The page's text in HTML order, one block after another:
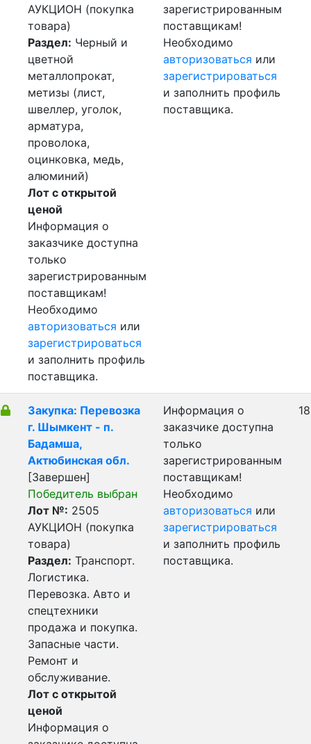
АУКЦИОН (покупка
товара)
Раздел: Черный и
цветной
металлопрокат,
метизы (лист,
швеллер, уголок,
арматура,
проволока,
оцинковка, медь,
алюминий)
Лот с открытой
ценой
Информация о
заказчике доступна
только
зарегистрированным
поставщикам!
Необходимо
авторизоваться или
зарегистрироваться
и заполнить профиль
поставщика.
зарегистрированным
поставщикам!
Необходимо
авторизоваться или
зарегистрироваться
и заполнить профиль
поставщика.
Закупка: Перевозка
г. Шымкент - п.
Бадамша,
Актюбинская обл.
[Завершен]
Победитель выбран
Лот №: 2505
АУКЦИОН (покупка
товара)
Раздел: Транспорт.
Логистика.
Перевозка. Авто и
спецтехники
продажа и покупка.
Запасные части.
Ремонт и
обслуживание.
Лот с открытой
ценой
Информация о
Информация о
заказчике доступна
только
зарегистрированным
поставщикам!
Необходимо
авторизоваться или
зарегистрироваться
и заполнить профиль
поставщика.